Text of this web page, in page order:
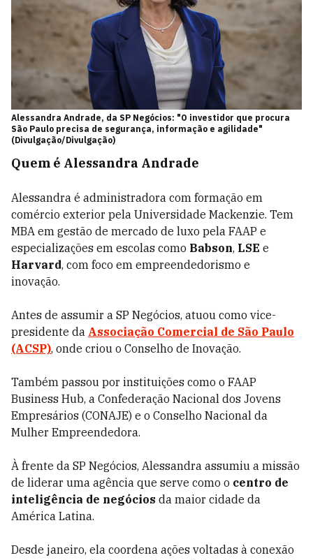
Alessandra Andrade, da SP Negócios: "O investidor que procura
São Paulo precisa de segurança, informação e agilidade"
(Divulgação/Divulgação)
Quem é Alessandra Andrade
Alessandra é administradora com formação em
comércio exterior pela Universidade Mackenzie. Tem
MBA em gestão de mercado de luxo pela FAAP e
especializações em escolas como Babson, LSE e
Harvard, com foco em empreendedorismo e
inovação.
Antes de assumir a SP Negócios, atuou como vice-
presidente da Associação Comercial de São Paulo
(ACSP), onde criou o Conselho de Inovação.
Também passou por instituições como o FAAP
Business Hub, a Confederação Nacional dos Jovens
Empresários (CONAJE) e o Conselho Nacional da
Mulher Empreendedora.
À frente da SP Negócios, Alessandra assumiu a missão
de liderar uma agência que serve como o centro de
inteligência de negócios da maior cidade da
América Latina.
Desde janeiro, ela coordena ações voltadas à conexão